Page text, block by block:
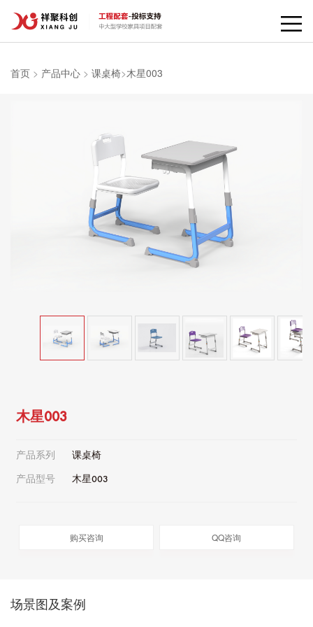
首页 > 产品中心 > 课桌椅>木星003
木星003
产品系列 课桌椅
产品型号 木星003
购买咨询 QQ咨询
场景图及案例